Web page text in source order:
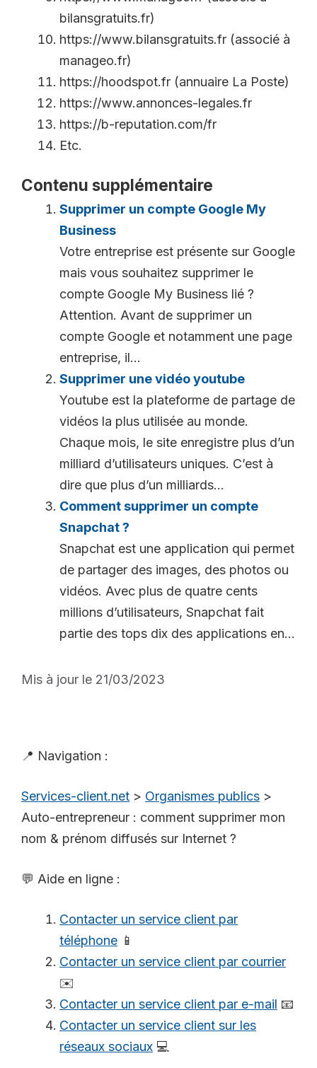
bilansgratuits.fr)
https://www.bilansgratuits.fr (associé à
manageo.fr)
https://hoodspot.fr (annuaire La Poste)
https://www.annonces-legales.fr
https://b-reputation.com/fr
Etc.
Contenu supplémentaire
Supprimer un compte Google My
Business
Votre entreprise est présente sur Google
mais vous souhaitez supprimer le
compte Google My Business lié ?
Attention. Avant de supprimer un
compte Google et notamment une page
entreprise, il...
Supprimer une vidéo youtube
Youtube est la plateforme de partage de
vidéos la plus utilisée au monde.
Chaque mois, le site enregistre plus d’un
milliard d’utilisateurs uniques. C’est à
dire que plus d’un milliards...
Comment supprimer un compte
Snapchat ?
Snapchat est une application qui permet
de partager des images, des photos ou
vidéos. Avec plus de quatre cents
millions d’utilisateurs, Snapchat fait
partie des tops dix des applications en...
Mis à jour le 21/03/2023
📍 Navigation :
Services-client.net > Organismes publics >
Auto-entrepreneur : comment supprimer mon
nom & prénom diffusés sur Internet ?
💬 Aide en ligne :
Contacter un service client par
téléphone 📱
Contacter un service client par courrier
✉️
Contacter un service client par e-mail 📧
Contacter un service client sur les
réseaux sociaux 💻